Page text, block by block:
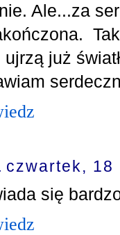
Ale...za
już
czwartek, 18
się